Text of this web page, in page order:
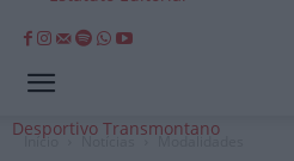
Desportivo Transmontano
Início Notícias Modalidades